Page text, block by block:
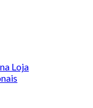
Loja